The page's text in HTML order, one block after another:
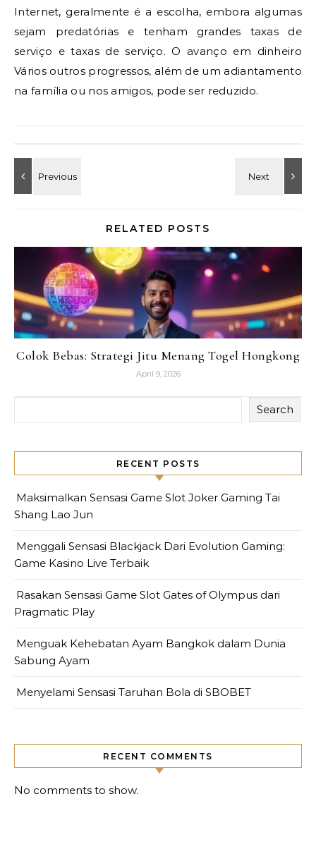
Internet, geralmente é a escolha, embora algumas
sejam predatórias e tenham grandes taxas de
serviço e taxas de serviço. O avanço em dinheiro
Vários outros progressos, além de um adiantamento
na família ou nos amigos, pode ser reduzido.
RELATED POSTS
Colok Bebas: Strategi Jitu Menang Togel Hongkong
April 9, 2026
Search
RECENT POSTS
Maksimalkan Sensasi Game Slot Joker Gaming Tai
Shang Lao Jun
Menggali Sensasi Blackjack Dari Evolution Gaming:
Game Kasino Live Terbaik
Rasakan Sensasi Game Slot Gates of Olympus dari
Pragmatic Play
Menguak Kehebatan Ayam Bangkok dalam Dunia
Sabung Ayam
Menyelami Sensasi Taruhan Bola di SBOBET
RECENT COMMENTS
No comments to show.